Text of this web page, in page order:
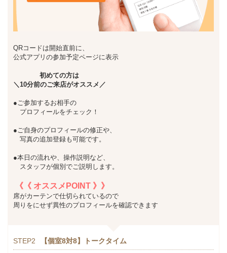
QRコードは開始直前に、
公式アプリの参加予定ページに表示
初めての方は
＼10分前のご来店がオススメ／
●ご参加するお相手の
プロフィールをチェック！
●ご自身のプロフィールの修正や、
写真の追加登録も可能です。
●本日の流れや、操作説明など、
スタッフが個別でご説明します。
《《 オススメPOINT 》》
席がカーテンで仕切られているので
周りをにせず異性のプロフィールを確認できます
STEP2 【個室8対8】トークタイム